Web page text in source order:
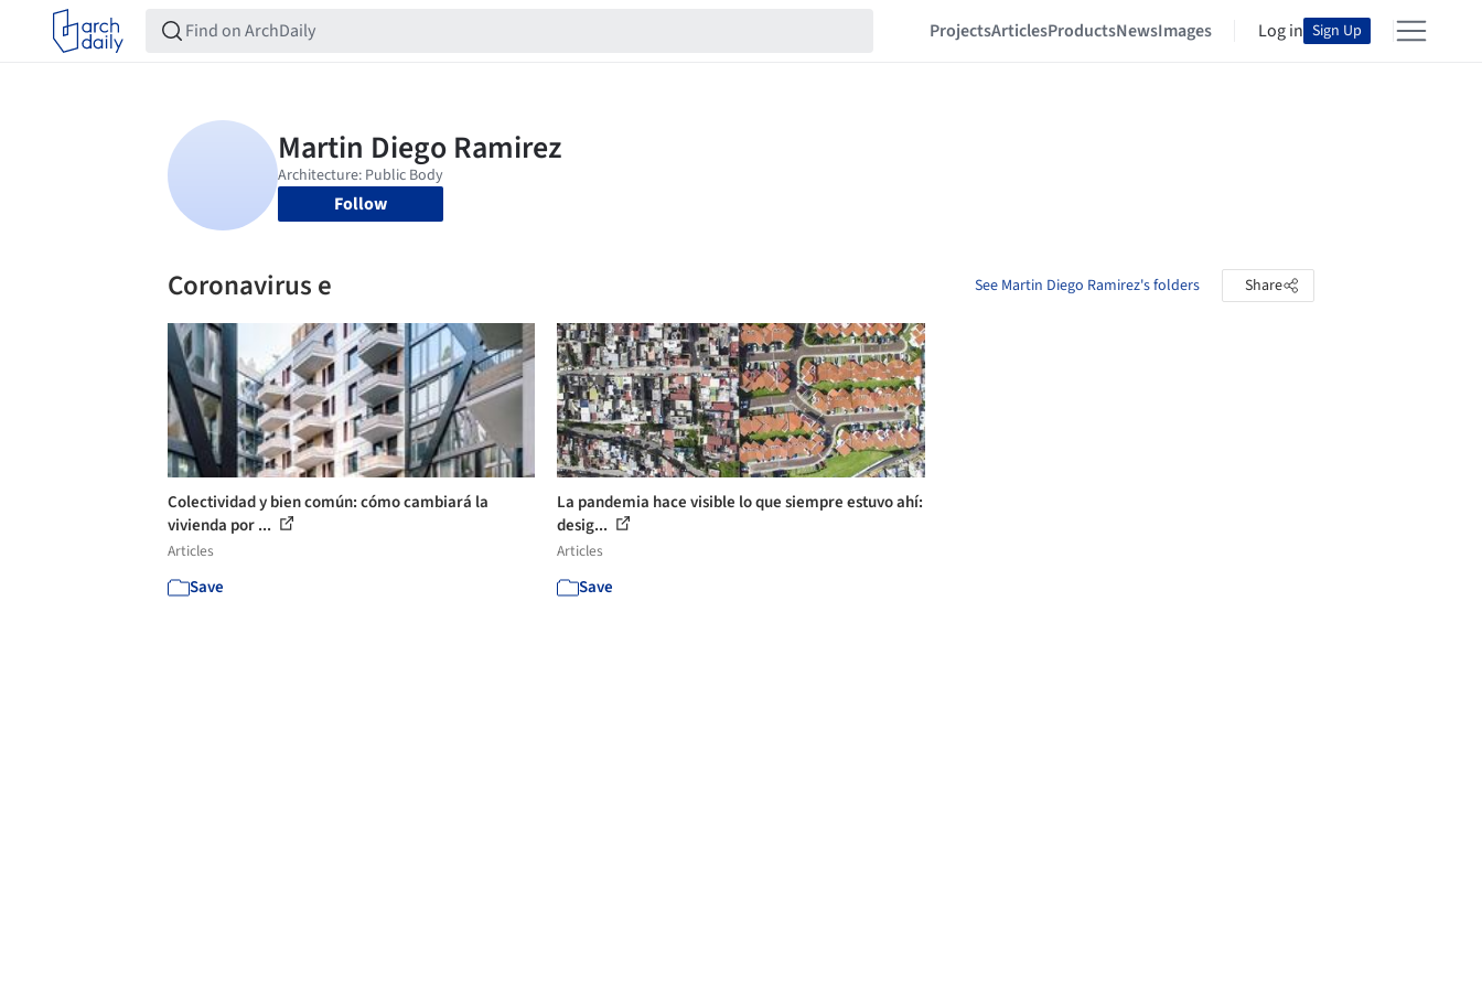
ProjectsArticlesProductsNewsImages Log in Sign Up
Follow
Coronavirus e See Martin Diego Ramirez's folders Share
Colectividad y bien común: cómo cambiará la
vivienda por ...
Articles
Save
La pandemia hace visible lo que siempre estuvo ahí:
desig...
Articles
Save